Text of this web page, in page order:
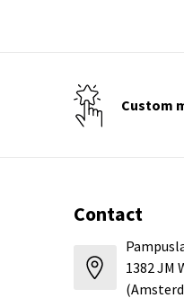
Custom
Contact
1382 JM